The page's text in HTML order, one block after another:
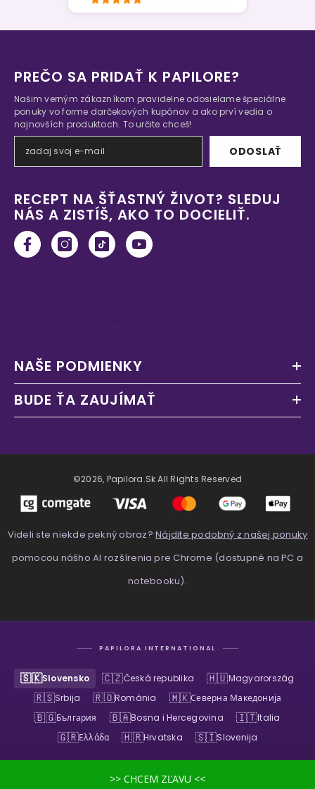
PREČO SA PRIDAŤ K PAPILORE?
Našim verným zákazníkom pravidelne odosielame špeciálne
ponuky vo forme darčekových kupónov a ako prví vedia o
najnovších produktoch. To určite chceš!
ODOSLAŤ
RECEPT NA ŠŤASTNÝ ŽIVOT? SLEDUJ
NÁS A ZISTÍŠ, AKO TO DOCIELIŤ.
NAŠE PODMIENKY
BUDE ŤA ZAUJÍMAŤ
©2026, Papilora.sk All Rights Reserved
Videli ste niekde pekný obraz?Nájdite podobný z našej ponuky
pomocou nášho AI rozšírenia pre Chrome (dostupné na PC a
notebooku).
PAPILORA INTERNATIONAL
🇸🇰Slovensko 🇨🇿Česká republika 🇭🇺Magyarország
🇷🇸Srbija 🇷🇴România 🇲🇰Северна Македонија
🇧🇬България 🇧🇦Bosna i Hercegovina 🇮🇹Italia
🇬🇷Ελλάδα 🇭🇷Hrvatska 🇸🇮Slovenija
>> CHCEM ZĽAVU <<